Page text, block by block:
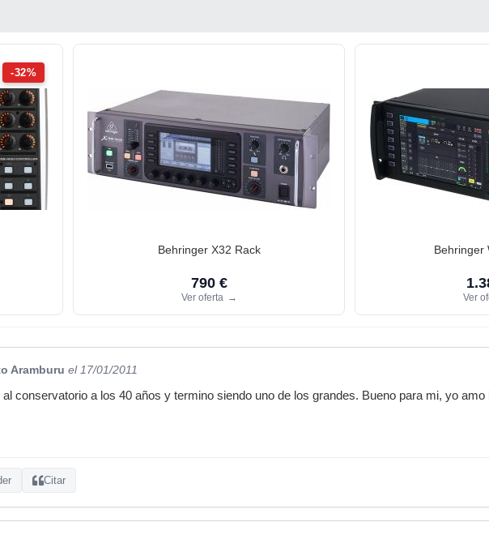
-32%
Behringer X32 Rack
790 €
Ver oferta →
Behringer
Ver
Aramburu el 17/01/2011
al conservatorio a los 40 años y termino siendo uno de los grandes. Bueno para mi, yo
Citar